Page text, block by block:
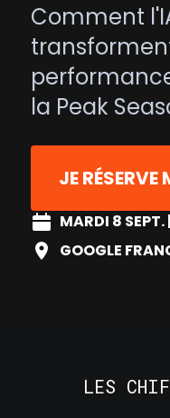
Comment
la Peak
JE RÉSERVE
MARDI 8
GOOGLE
LES